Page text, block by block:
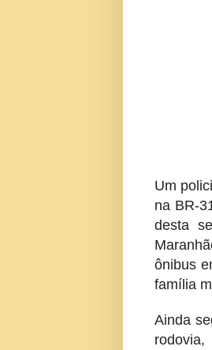
Um
na BR-
desta
ônibus
família
Ainda